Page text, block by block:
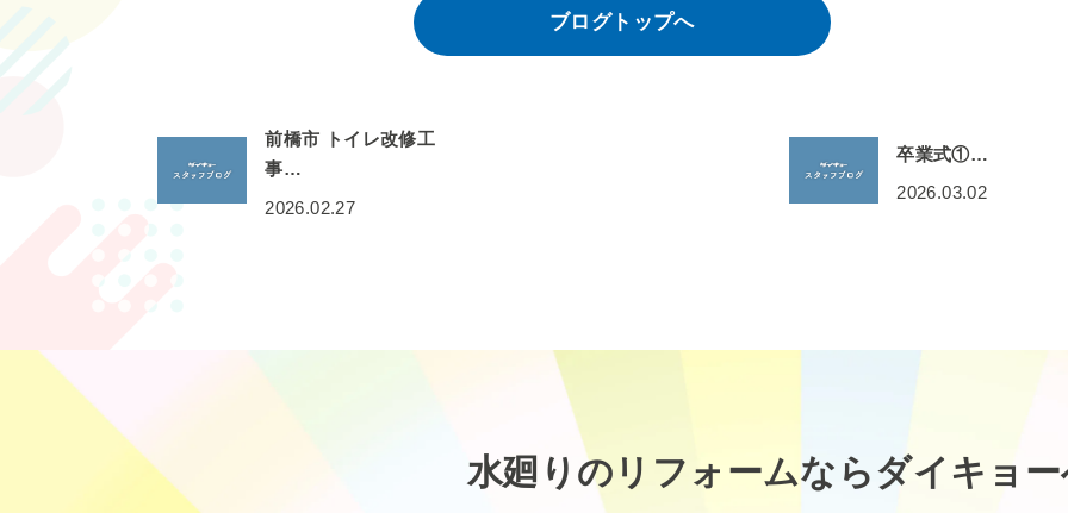
ブログトップへ
前橋市 トイレ改修工
事…
2026.02.27
卒業式①…
2026.03.02
水廻りのリフォームならダイキョ